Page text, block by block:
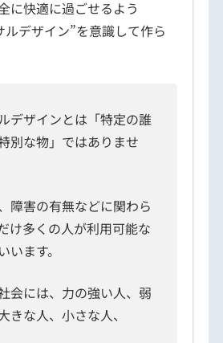
に快適に過ごせるよう
ルデザイン”を意識して作ら
デザインとは「特定の誰
別な物」ではありませ
障害の有無などに関わら
け多くの人が利用可能な
います。
会には、力の強い人、弱
きな人、小さな人、